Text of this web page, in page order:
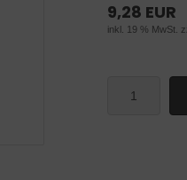
9,28 EUR
inkl. 19 % MwSt.